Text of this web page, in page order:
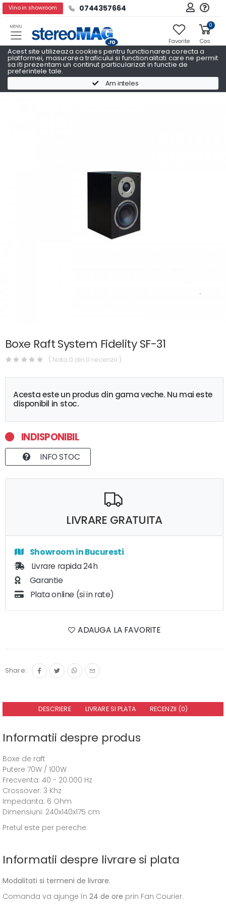
Acest site utilizeaza cookies pentru functionarea corecta a
platformei, masurarea traficului si functionalitati care ne permit
sa iti prezentam un continut particularizat in functie de
preferintele tale.
Am inteles
Vino in showroom 0744357664
MENIU
Favorite
0
Cos
Boxe raft SYSTEM FIDELITY
Boxe Raft System Fidelity SF-31
( Nota 0 din 0 recenzii )
Acesta este un produs din gama veche. Nu mai este
disponibil in stoc.
INDISPONIBIL
INFO STOC
LIVRARE GRATUITA
Showroom in Bucuresti
Livrare rapida 24h
Garantie
Plata online (si in rate)
ADAUGA LA FAVORITE
Share:
DESCRIERE LIVRARE SI PLATA RECENZII (0)
Informatii despre produs
Boxe de raft
Putere 70W / 100W
Frecventa: 40 - 20.000 Hz
Crossover: 3 Khz
Impedanta: 6 Ohm
Dimensiuni: 240x140x175 cm
Pretul este per pereche.
Informatii despre livrare si plata
Modalitati si termeni de livrare:
Comanda va ajunge în 24 de ore prin Fan Courier.